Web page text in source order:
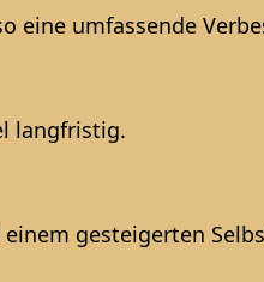
umfassende
langfristig.
gesteigerten